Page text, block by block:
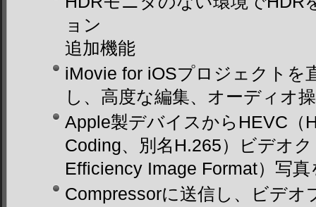
ョン
追加機能
iMovie for iOSプロジェクトを
し、高度な編集、オーディオ
Apple製デバイスからHEVC（
Coding、別名H.265）ビデオ
Efficiency Image Format）写
Compressorに送信し、ビデ